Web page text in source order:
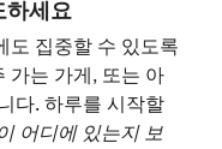
하세요
도 집중할 수 있도록
가는 가게, 또는 아
다. 하루를 시작할
어디에 있는지 보